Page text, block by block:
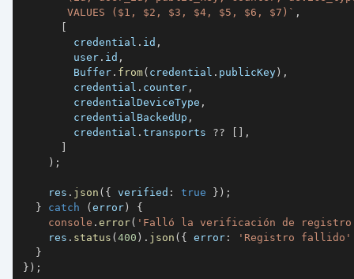
       VALUES ($1, $2, $3, $4, $5, $6, $7)
` ,
[
        credential
. id ,
        user
. id ,
        Buffer
. from( credential . publicKey) ,
        credential
. counter ,
        credentialDeviceType
,
        credentialBackedUp
,
        credential
. transports ?? [ ] ,
]
) ;
    res
. json ( { verified : true } ) ;
}
catch (error)
{
console . error( 'Falló la verificación de
    res
. status (400 ) . json ( { error :
'Registro fallido'
}
} ) ;